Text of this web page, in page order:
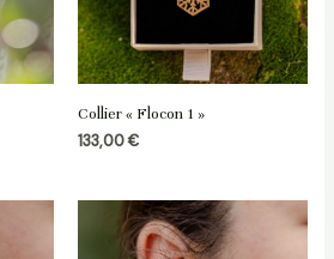
Collier « Flocon 1 »
133,00€